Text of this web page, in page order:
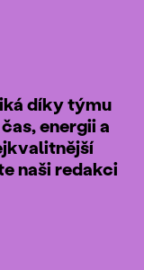
díky týmu
energii a
naši redakci